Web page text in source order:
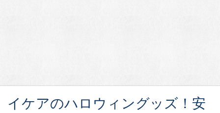
イケアのハロウィングッズ！安